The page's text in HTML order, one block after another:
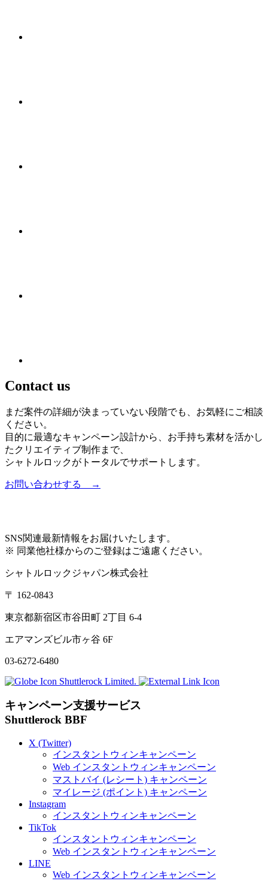
Contact us
まだ案件の詳細が決まっていない段階でも、お気軽にご相談
ください。
目的に最適なキャンペーン設計から、お手持ち素材を活かし
たクリエイティブ制作まで、
シャトルロックがトータルでサポートします。
お問い合わせする →
SNS関連最新情報をお届けいたします。
※ 同業他社様からのご登録はご遠慮ください。
シャトルロックジャパン株式会社
〒 162-0843
東京都新宿区市谷田町 2丁目 6-4
エアマンズビル市ヶ谷 6F
03-6272-6480
Shuttlerock Limited.
キャンペーン支援サービス
Shuttlerock BBF
X (Twitter)
インスタントウィンキャンペーン
Web インスタントウィンキャンペーン
マストバイ (レシート) キャンペーン
マイレージ (ポイント) キャンペーン
Instagram
インスタントウィンキャンペーン
TikTok
インスタントウィンキャンペーン
Web インスタントウィンキャンペーン
LINE
Web インスタントウィンキャンペーン